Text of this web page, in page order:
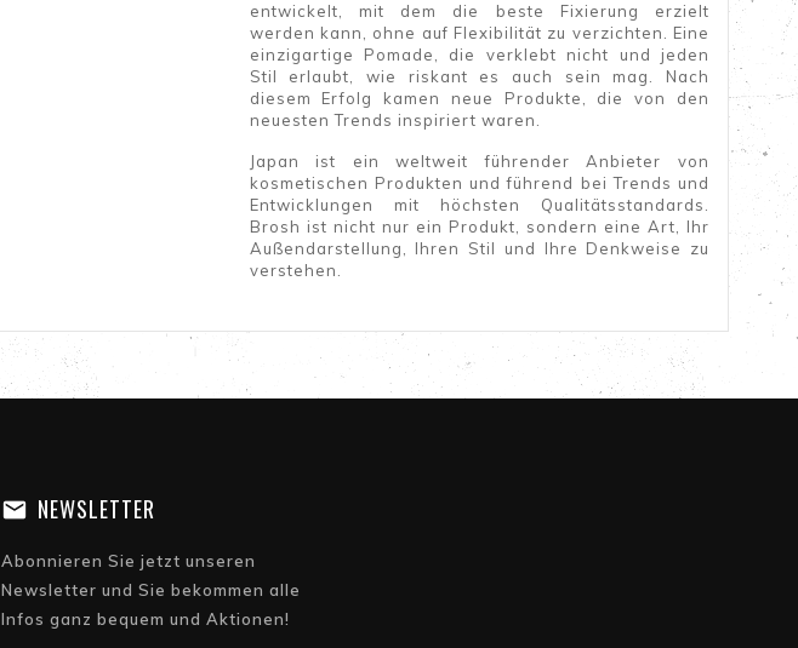
entwickelt, mit dem die beste Fixierung erzielt
werden kann, ohne auf Flexibilität zu verzichten. Eine
einzigartige Pomade, die verklebt nicht und jeden
Stil erlaubt, wie riskant es auch sein mag. Nach
diesem Erfolg kamen neue Produkte, die von den
neuesten Trends inspiriert waren.
Japan ist ein weltweit führender Anbieter von
kosmetischen Produkten und führend bei Trends und
Entwicklungen mit höchsten Qualitätsstandards.
Brosh ist nicht nur ein Produkt, sondern eine Art, Ihr
Außendarstellung, Ihren Stil und Ihre Denkweise zu
verstehen.
NEWSLETTER
Abonnieren Sie jetzt unseren
Newsletter und Sie bekommen alle
Infos ganz bequem und Aktionen!